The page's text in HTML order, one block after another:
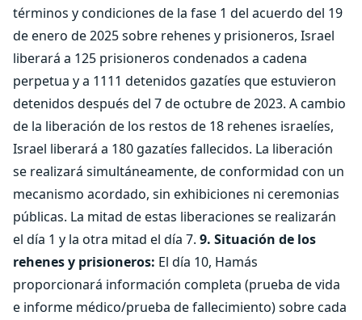
términos y condiciones de la fase 1 del acuerdo del 19
de enero de 2025 sobre rehenes y prisioneros, Israel
liberará a 125 prisioneros condenados a cadena
perpetua y a 1111 detenidos gazatíes que estuvieron
detenidos después del 7 de octubre de 2023. A cambio
de la liberación de los restos de 18 rehenes israelíes,
Israel liberará a 180 gazatíes fallecidos. La liberación
se realizará simultáneamente, de conformidad con un
mecanismo acordado, sin exhibiciones ni ceremonias
públicas. La mitad de estas liberaciones se realizarán
el día 1 y la otra mitad el día 7. 9. Situación de los
rehenes y prisioneros: El día 10, Hamás
proporcionará información completa (prueba de vida
e informe médico/prueba de fallecimiento) sobre cada